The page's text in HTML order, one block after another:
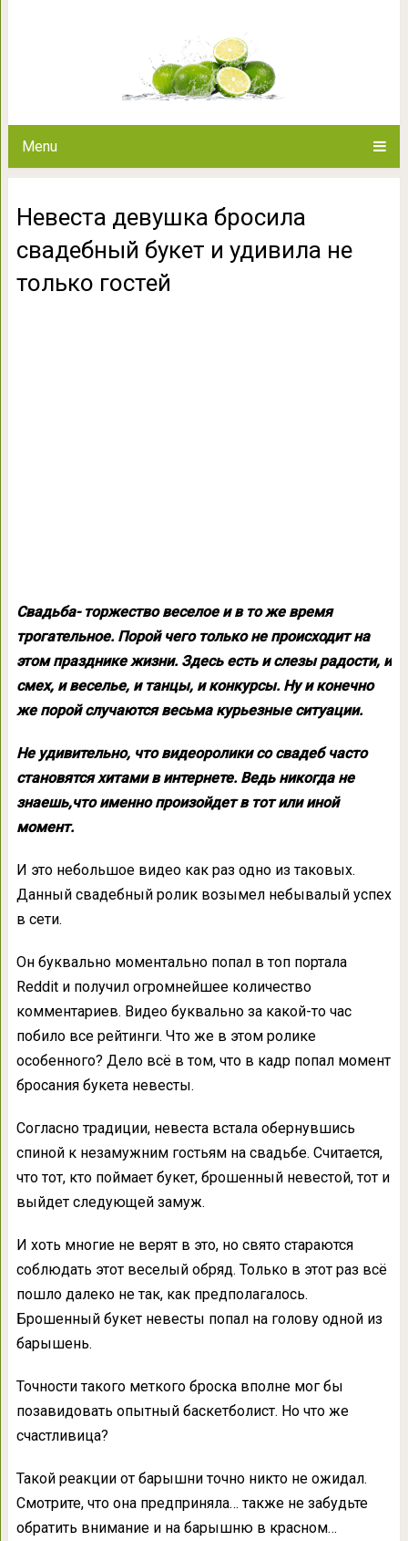
Menu
Невеста девушка бросила
свадебный букет и удивила не
только гостей
Свадьба- торжество веселое и в то же время
трогательное. Порой чего только не происходит на
этом празднике жизни. Здесь есть и слезы радости, и
смех, и веселье, и танцы, и конкурсы. Ну и конечно
же порой случаются весьма курьезные ситуации.
Не удивительно, что видеоролики со свадеб часто
становятся хитами в интернете. Ведь никогда не
знаешь,что именно произойдет в тот или иной
момент.
И это небольшое видео как раз одно из таковых.
Данный свадебный ролик возымел небывалый успех
в сети.
Он буквально моментально попал в топ портала
Reddit и получил огромнейшее количество
комментариев. Видео буквально за какой-то час
побило все рейтинги. Что же в этом ролике
особенного? Дело всё в том, что в кадр попал момент
бросания букета невесты.
Согласно традиции, невеста встала обернувшись
спиной к незамужним гостьям на свадьбе. Считается,
что тот, кто поймает букет, брошенный невестой, тот и
выйдет следующей замуж.
И хоть многие не верят в это, но свято стараются
соблюдать этот веселый обряд. Только в этот раз всё
пошло далеко не так, как предполагалось.
Брошенный букет невесты попал на голову одной из
барышень.
Точности такого меткого броска вполне мог бы
позавидовать опытный баскетболист. Но что же
счастливица?
Такой реакции от барышни точно никто не ожидал.
Смотрите, что она предприняла… также не забудьте
обратить внимание и на барышню в красном…